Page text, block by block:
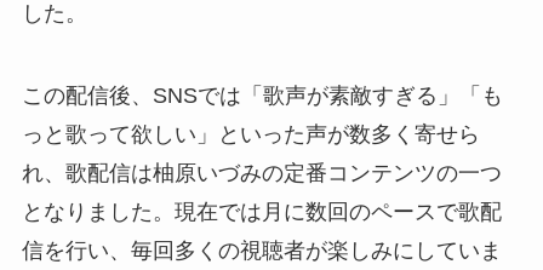
した。
この配信後、SNSでは「歌声が素敵すぎる」「も
っと歌って欲しい」といった声が数多く寄せら
れ、歌配信は柚原いづみの定番コンテンツの一つ
となりました。現在では月に数回のペースで歌配
信を行い、毎回多くの視聴者が楽しみにしていま